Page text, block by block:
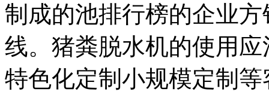
制成的池排行榜的企业
线。猪粪脱水机的使用
特色化定制小规模定制